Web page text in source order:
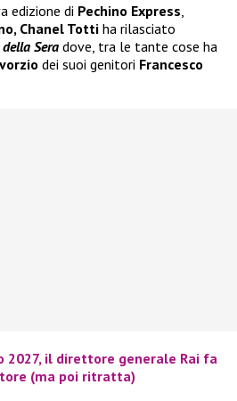
edizione di Pechino Express
Chanel Tottiha rilasciato
Sera dove, tra le tante cose ha
dei suoi genitori Francesco
2027, il direttore generale Rai fa
(ma poi ritratta)